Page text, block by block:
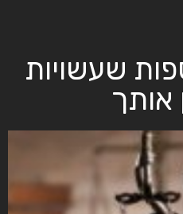
שעשויות
אותך